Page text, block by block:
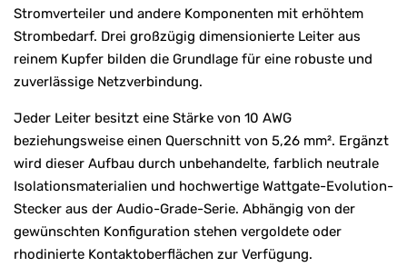
Stromverteiler und andere Komponenten mit erhöhtem
Strombedarf. Drei großzügig dimensionierte Leiter aus
reinem Kupfer bilden die Grundlage für eine robuste und
zuverlässige Netzverbindung.
Jeder Leiter besitzt eine Stärke von 10 AWG
beziehungsweise einen Querschnitt von 5,26 mm². Ergänzt
wird dieser Aufbau durch unbehandelte, farblich neutrale
Isolationsmaterialien und hochwertige Wattgate-Evolution-
Stecker aus der Audio-Grade-Serie. Abhängig von der
gewünschten Konfiguration stehen vergoldete oder
rhodinierte Kontaktoberflächen zur Verfügung.